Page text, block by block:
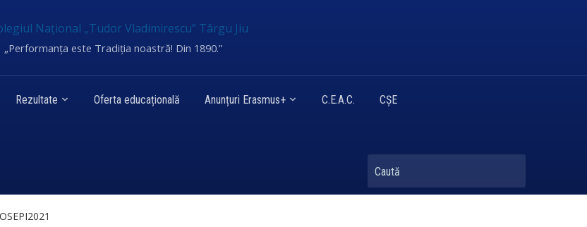
„Performanța este Tradiția noastră! Din 1890.”
Rezultate Oferta educațională Anunțuri Erasmus+ C.E.A.C. CȘE
Caută